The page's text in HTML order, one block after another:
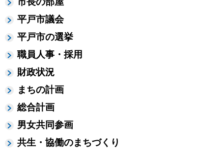
平戸市議会
平戸市の選挙
職員人事・採用
財政状況
まちの計画
総合計画
男女共同参画
共生・協働のまちづくり